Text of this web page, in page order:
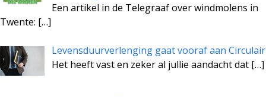
Een artikel in de Telegraaf over windmolens in
Twente: […]
Levensduurverlenging gaat vooraf aan Circulair
Het heeft vast en zeker al jullie aandacht dat […]